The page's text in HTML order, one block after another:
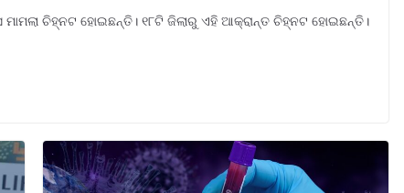
ଚିହ୍ନଟ ହୋଇଛନ୍ତି। ୧୮ଟି ଜିଲାରୁ ଏହି ଆକ୍ରାନ୍ତ ଚିହ୍ନଟ ହୋଇଛନ୍ତି।